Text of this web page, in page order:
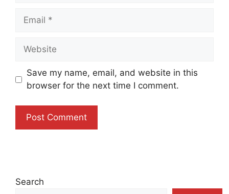
Email
Website
Save my name, email, and website in this
browser for the next time I comment.
Search